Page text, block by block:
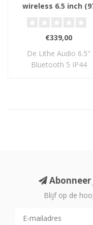
wireless 6.5 inch
€339,00
De Lithe Audio 6.5"
Bluetooth 5 IP44
Abonneer
Blijf op de